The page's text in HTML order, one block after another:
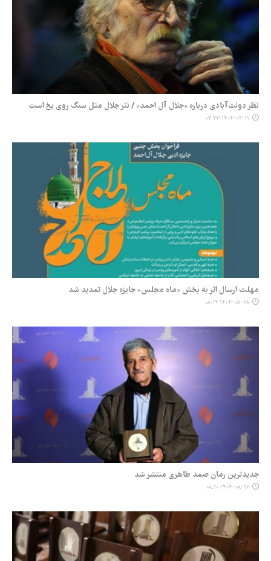
نظر دولت‌آبادی درباره «جلال آل احمد» / نثر جلال مثل سنگ روی یخ است
۱۴۰۴-۰۹-۱۱ ۰۷:۲۳
مهلت ارسال اثر به بخش «ماه مجلس» جایزه جلال‌ تمدید شد
۱۴۰۴-۰۸-۲۸ ۰۸:۱۲
جدیدترین رمان صمد طاهری منتشر شد
۱۴۰۴-۰۸-۱۶ ۰۸:۱۰